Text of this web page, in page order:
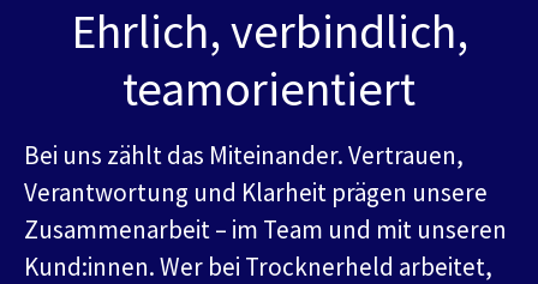
Ehrlich, verbindlich,
teamorientiert
Bei uns zählt das Miteinander. Vertrauen,
Verantwortung und Klarheit prägen unsere
Zusammenarbeit – im Team und mit unseren
Kund:innen. Wer bei Trocknerheld arbeitet,